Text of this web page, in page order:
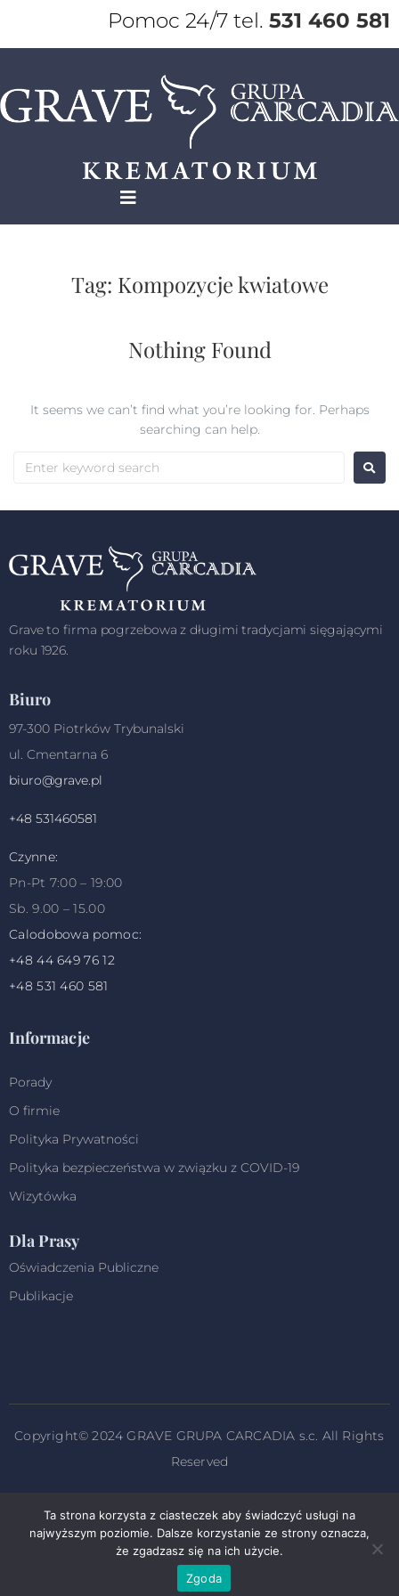
Pomoc 24/7 tel. 531 460 581
Tag: Kompozycje kwiatowe
Nothing Found
It seems we can’t find what you’re looking for. Perhaps
searching can help.
Grave to firma pogrzebowa z długimi tradycjami sięgającymi
roku 1926.
Biuro
97-300 Piotrków Trybunalski
ul. Cmentarna 6
biuro@grave.pl
+48 531460581
Czynne:
Pn-Pt 7:00 – 19:00
Sb. 9.00 – 15.00
Calodobowa pomoc:
+4844 649 76 12
+48 531 460 581
Informacje
Porady
O firmie
Polityka Prywatności
Polityka bezpieczeństwa w związku z COVID-19
Wizytówka
Dla Prasy
Oświadczenia Publiczne
Publikacje
Copyright© 2024 GRAVE GRUPA CARCADIA s.c. All Rights
Reserved
Projekt i obsługa technicznastrony.ccŁukasz Kieruzel
Ta strona korzysta z ciasteczek aby świadczyć usługi na
najwyższym poziomie. Dalsze korzystanie ze strony oznacza,
że zgadzasz się na ich użycie.
Zgoda